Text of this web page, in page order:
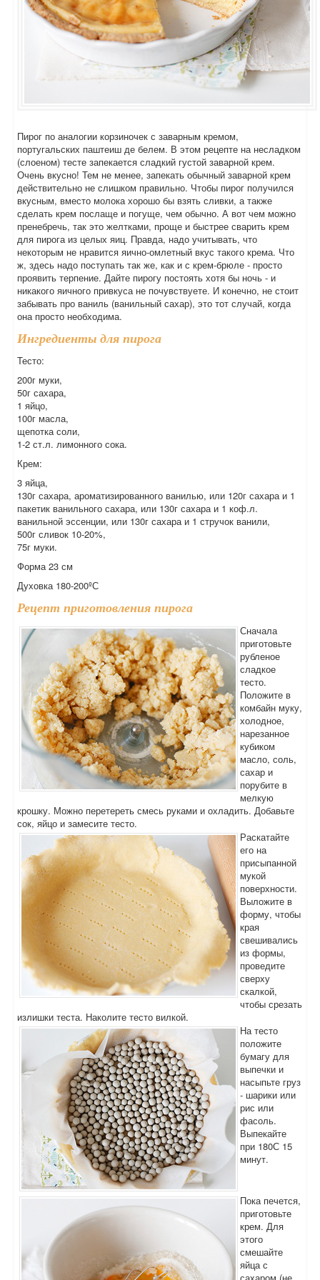
Пирог по аналогии корзиночек с заварным кремом,
португальских паштеиш де белем. В этом рецепте на несладком
(слоеном) тесте запекается сладкий густой заварной крем.
Очень вкусно! Тем не менее, запекать обычный заварной крем
действительно не слишком правильно. Чтобы пирог получился
вкусным, вместо молока хорошо бы взять сливки, а также
сделать крем послаще и погуще, чем обычно. А вот чем можно
пренебречь, так это желтками, проще и быстрее сварить крем
для пирога из целых яиц. Правда, надо учитывать, что
некоторым не нравится яично-омлетный вкус такого крема. Что
ж, здесь надо поступать так же, как и с крем-брюле - просто
проявить терпение. Дайте пирогу постоять хотя бы ночь - и
никакого яичного привкуса не почувствуете. И конечно, не стоит
забывать про ваниль (ванильный сахар), это тот случай, когда
она просто необходима.
Ингредиенты для пирога
Тесто:
200г муки,
50г сахара,
1 яйцо,
100г масла,
щепотка соли,
1-2 ст.л. лимонного сока.
Крем:
3 яйца,
130г сахара, ароматизированного ванилью, или 120г сахара и 1
пакетик ванильного сахара, или 130г сахара и 1 коф.л.
ванильной эссенции, или 130г сахара и 1 стручок ванили,
500г сливок 10-20%,
75г муки.
Форма 23 см
Духовка 180-200ºС
Рецепт приготовления пирога
Сначала
приготовьте
рубленое
сладкое
тесто.
Положите в
комбайн муку,
холодное,
нарезанное
кубиком
масло, соль,
сахар и
порубите в
мелкую
крошку. Можно перетереть смесь руками и охладить. Добавьте
сок, яйцо и замесите тесто.
Раскатайте
его на
присыпанной
мукой
поверхности.
Выложите в
форму, чтобы
края
свешивались
из формы,
проведите
сверху
скалкой,
чтобы срезать
излишки теста. Наколите тесто вилкой.
На тесто
положите
бумагу для
выпечки и
насыпьте груз
- шарики или
рис или
фасоль.
Выпекайте
при 180С 15
минут.
Пока печется,
приготовьте
крем. Для
этого
смешайте
яйца с